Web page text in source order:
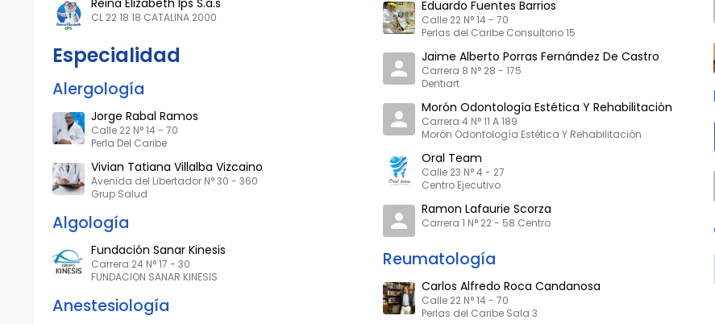
Reina Elizabeth Ips S.a.s
CL 22 18 18 CATALINA 2000
Especialidad
Alergología
Jorge Rabal Ramos
Calle 22 N° 14 - 70
Perla Del Caribe
Vivian Tatiana Villalba Vizcaino
Avenida del Libertador N° 30 - 360
Grup Salud
Algología
Fundación Sanar Kinesis
Carrera 24 N° 17 - 30
FUNDACION SANAR KINESIS
Anestesiología
Eduardo Fuentes Barrios
Calle 22 N° 14 - 70
Perlas del Caribe Consultorio 15
Jaime Alberto Porras Fernández De Castro
Carrera 8 N° 28 - 175
Dentiart
Morón Odontología Estética Y Rehabilitación
Carrera 4 N° 11 A 189
Morón Odontología Estética Y Rehabilitación
Oral Team
Calle 23 N° 4 - 27
Centro Ejecutivo
Ramon Lafaurie Scorza
Carrera 1 N° 22 - 58 Centro
Reumatología
Carlos Alfredo Roca Candanosa
Calle 22 N° 14 - 70
Perlas del Caribe Sala 3